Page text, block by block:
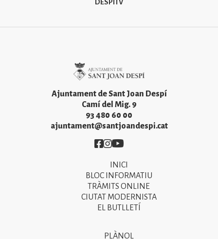
DESPÍTV
Ajuntament de Sant Joan Despí
Camí del Mig. 9
93 480 60 00
ajuntament@santjoandespi.cat
Imatge
Imatge
Imatge
INICI
BLOC INFORMATIU
TRÀMITS ONLINE
CIUTAT MODERNISTA
EL BUTLLETÍ
PLÀNOL